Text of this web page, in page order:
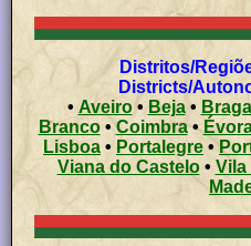
Distritos/Regiões
Districts/
• Aveiro• Beja• Braga
Branco•Coimbra•
Lisboa • Portalegre •
Viana do Castelo• Vila